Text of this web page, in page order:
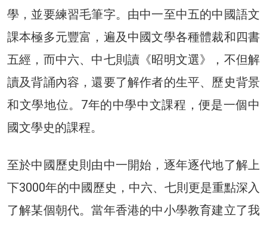
學，並要練習毛筆字。由中一至中五的中國語文
課本極多元豐富，遍及中國文學各種體裁和四書
五經，而中六、中七則讀《昭明文選》，不但解
讀及背誦內容，還要了解作者的生平、歷史背景
和文學地位。7年的中學中文課程，便是一個中
國文學史的課程。
至於中國歷史則由中一開始，逐年逐代地了解上
下3000年的中國歷史，中六、七則更是重點深入
了解某個朝代。當年香港的中小學教育建立了我